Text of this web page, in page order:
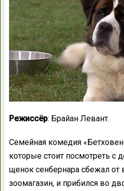
Режиссёр: Брайан Левант.
Семейная комедия
которые стоит посмотреть с
щенок сенбернара сбежал от
зоомагазин, и прибился во